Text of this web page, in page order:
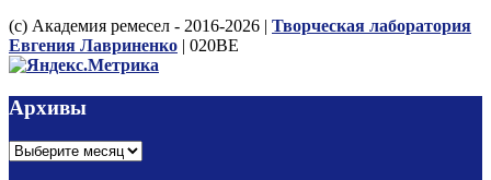
(с) Академия ремесел - 2016-2026 | Творческая лаборатория
Евгения Лавриненко | 020BE
Архивы
Архивы